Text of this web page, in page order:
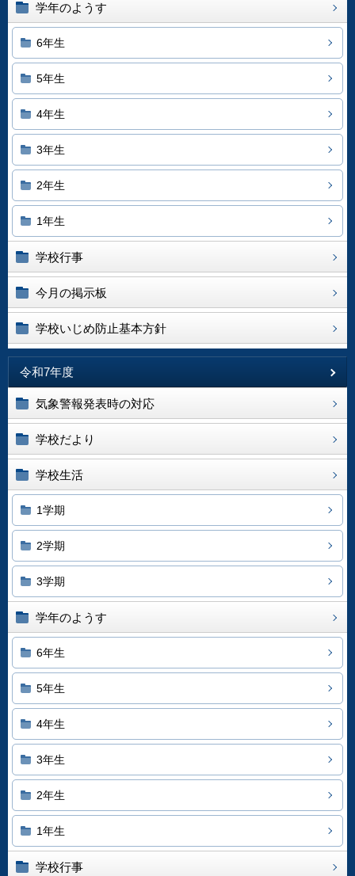
学年のようす
6年生
5年生
4年生
3年生
2年生
1年生
学校行事
今月の掲示板
学校いじめ防止基本方針
令和7年度
気象警報発表時の対応
学校だより
学校生活
1学期
2学期
3学期
学年のようす
6年生
5年生
4年生
3年生
2年生
1年生
学校行事